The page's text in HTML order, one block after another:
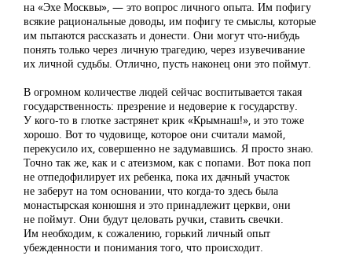
на «Эхе Москвы», — это вопрос личного опыта. Им пофигу
всякие рациональные доводы, им пофигу те смыслы, которые
им пытаются рассказать и донести. Они могут что-нибудь
понять только через личную трагедию, через изувечивание
их личной судьбы. Отлично, пусть наконец они это поймут.
В огромном количестве людей сейчас воспитывается такая
государственность: презрение и недоверие к государству.
У кого-то в глотке застрянет крик «Крымнаш!», и это тоже
хорошо. Вот то чудовище, которое они считали мамой,
перекусило их, совершенно не задумавшись. Я просто знаю.
Точно так же, как и с атеизмом, как с попами. Вот пока поп
не отпедофилирует их ребенка, пока их дачный участок
не заберут на том основании, что когда-то здесь была
монастырская конюшня и это принадлежит церкви, они
не поймут. Они будут целовать ручки, ставить свечки.
Им необходим, к сожалению, горький личный опыт
убежденности и понимания того, что происходит.